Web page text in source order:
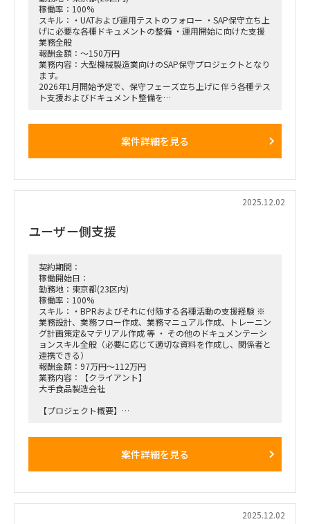
稼働率：100%
スキル：・UATおよび運用テストのフォロー ・SAP保守立ち上
げに必要な各種ドキュメントの整備 ・運用開始に向けた支援
業務全般
報酬金額：～150万円
業務内容：大型機械製造業向けのSAP保守プロジェクトとなり
ます。
2026年1月開始予定で、保守フェーズ立ち上げに伴う各種テス
ト支援およびドキュメント整備を
• SAP SDコンサルタント：1名
・SAP保守立ち上げに必要な各種ドキュメントの整備
・運用開始に向けた支援業務全般
案件詳細を見る
2025.12.02
ユーザー側支援
契約期間：
稼働開始日：
勤務地：東京都(23区内)
稼働率：100%
スキル：・BPRおよびそれに付随する各種活動の支援経験 ※
業務設計、業務フロー作成、業務マニュアル作成、トレーニン
グ計画策定&マテリアル作成 等 ・ その他のドキュメンテーシ
ョンスキル全般（必要に応じて適切な資料を作成し、関係者と
連携できる）
報酬金額：97万円～112万円
業務内容：【クライアント】
大手食品製造会社
【プロジェクト概要】
・親会社とグローバル展開している本業にかかわる子会社はす
案件詳細を見る
2025.12.02